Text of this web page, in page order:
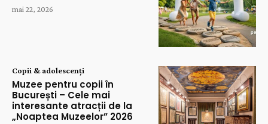
mai 22, 2026
Copii & adolescenți
Muzee pentru copii în
București – Cele mai
interesante atracții de la
„Noaptea Muzeelor” 2026